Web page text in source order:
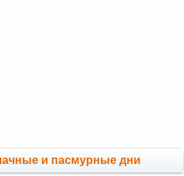
и пасмурные дни